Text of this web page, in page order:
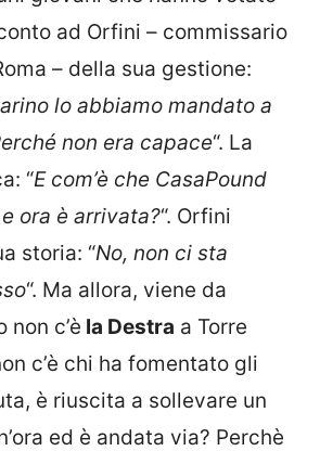
ad Orfini – commissario
– della sua gestione:
lo abbiamo mandato a
non era capace“. La
“E com’è che CasaPound
e ora è arrivata?“. Orfini
storia: “No, non ci sta
“. Ma allora, viene da
non c’è la Destra a Torre
c’è chi ha fomentato gli
è riuscita a sollevare un
ed è andata via? Perchè